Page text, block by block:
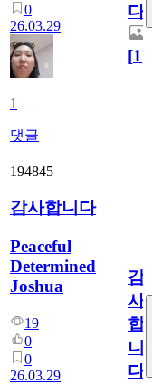
0
26.03.29
1
댓글
다
[1]
194845
감사합니다
Peaceful
Determined
Joshua
19
0
0
26.03.29
감
사
합
니
다